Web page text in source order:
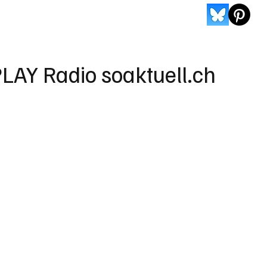
Radio soaktuell.ch